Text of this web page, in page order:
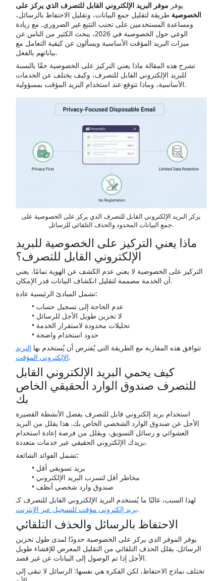
يوفر موفر البريد الإلكتروني القابل للتصرف الذي يركز على
الخصوصية طريقة لتقليل جمع البيانات، وتقليل الاحتفاظ بالرسائل،
ومساعدة المستخدمين على تجنب التتبع غير الضروري. مع زيادة
الوعي حول الخصوصية في 2026، يبحث الكثير من الناس عن
ميزات البريد المؤقت الأساسية ويسألون عن كيفية التعامل مع
بياناتهم بالفعل.
تشرح هذه المقالة ماذا يعني التركيز على الخصوصية حقًا بالنسبة
للبريد الإلكتروني القابل للتصرف، وكيف يختلف عن الخدمات
الأساسية، وماذا تتوقع عند استخدام البريد المؤقت بمسؤولية.
يركز البريد الإلكتروني القابل للتصرف الذي يركز على الخصوصية على
جمع البيانات المحدود والحذف التلقائي للرسائل.
ماذا يعني التركيز على الخصوصية للبريد
الإلكتروني القابل للتصرف؟
التركيز على الخصوصية لا يعني عدم الكشف عن الهوية تمامًا. يعني
أن الخدمة مصممة لتقليل انكشاف البيانات قدر الإمكان.
تشمل المبادئ الرئيسية عادة:
عدم الحاجة إلى تسجيل حساب
لا تخزين طويل الأجل للرسائل
تحليلات محدودة لاستقرار الخدمة
حدود استخدام واضحة
تتوافق هذه المقاربة مع الطريقة التي يُفترض أن يُستخدم بها البريد
الإلكتروني المؤقت.
كيف يحمي البريد الإلكتروني القابل
للتصرف صندوق الوارد الحقيقي الخاص
بك
استخدام بريد إلكتروني قابل للتصرف يفصل الأنشطة القصيرة
الأجل عن صندوق الوارد الشخصي الخاص بك. هذا يقلل من البريد
العشوائي و رسائل التسويق، ويقلل من فرصة إعادة استخدام
بريدك الإلكتروني الحقيقي عبر خدمات متعددة.
تشمل الفوائد الشائعة:
بريد تسويقي أقل
مخاطر أقل لتسرب البريد الإلكتروني
صندوق وارد شخصي أنظف
لهذا السبب، غالبًا ما يُستخدم البريد الإلكتروني القابل للتصرف كـ
بريد إلكتروني مؤقت للتسجيل عبر الإنترنت.
الاحتفاظ بالرسائل والحذف التلقائي
يوفر الموفر الذي يركز على الخصوصية حدودًا لمدى طول تخزين
الرسائل. يقلل الحذف التلقائي من التقليل المعرض للإفشاء طويل
الأجل إذا تم الوصول إلى البيانات عن غير قصد.
تختلف نماذج الاحتفاظ، لكن الفكرة هي نفسها: الرسائل لا تبقى إلى